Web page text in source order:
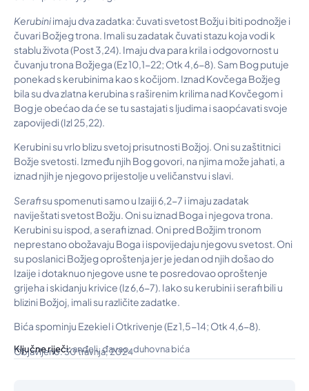
Kerubiniimaju dva zadatka: čuvati svetost Božju i biti podnožje i
čuvari Božjeg trona. Imali su zadatak čuvati stazu koja vodi k
stablu života (Post 3,24). Imaju dva para krila i odgovornost u
čuvanju trona Božjega (Ez 10,1-22; Otk 4,6-8). Sam Bog putuje
ponekad s kerubinima kao s kočijom. Iznad Kovčega Božjeg
bila su dva zlatna kerubina s raširenim krilima nad Kovčegom i
Bog je obećao da će se tu sastajati s ljudima i saopćavati svoje
zapovijedi (Izl 25,22).
Kerubini su vrlo blizu svetoj prisutnosti Božjoj. Oni su zaštitnici
Božje svetosti. Između njih Bog govori, na njima može jahati, a
iznad njih je njegovo prijestolje u veličanstvu i slavi.
Serafisu spomenuti samo u Izaiji 6,2-7 i imaju zadatak
naviještati svetost Božju. Oni su iznad Boga i njegova trona.
Kerubini su ispod, a serafi iznad. Oni pred Božjim tronom
neprestano obožavaju Boga i ispovijedaju njegovu svetost. Oni
su poslanici Božjeg oproštenja jer je jedan od njih došao do
Izaije i dotaknuo njegove usne te posredovao oproštenje
grijeha i skidanju krivice (Iz 6,6-7). Iako su kerubini i serafi bili u
blizini Božjoj, imali su različite zadatke.
Bića spominju Ezekiel i Otkrivenje (Ez 1,5-14; Otk 4,6-8).
Ključne riječi:anđeli,đavao,duhovna bića
Objavljeno: 30 travnja, 2024